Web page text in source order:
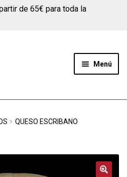
de 65€ para toda la
Menú
QUESO ESCRIBANO